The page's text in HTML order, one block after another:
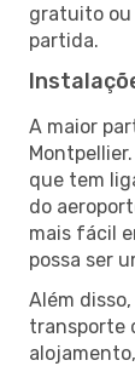
gratuito ou
partida.
A maior
que tem
do
mais fácil
possa ser
Além
transporte